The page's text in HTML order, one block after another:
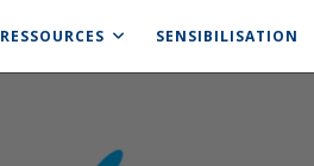
RESSOURCES SENSIBILISATION